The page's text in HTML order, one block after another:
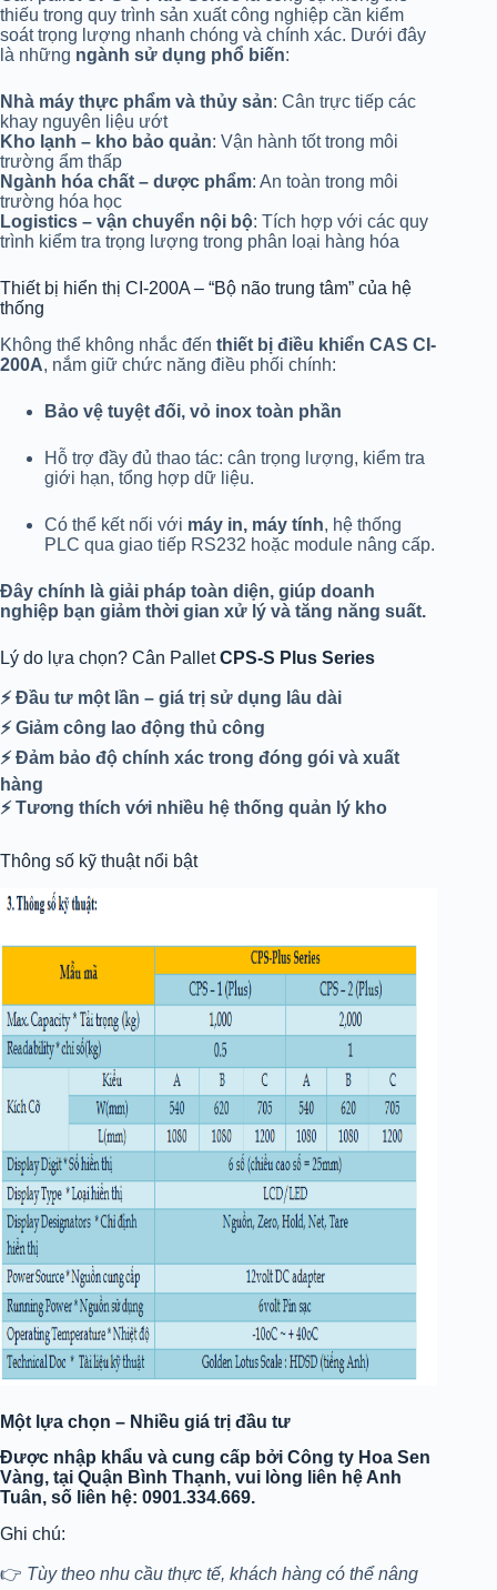
thiếu trong quy trình sản xuất công nghiệp cần kiểm
soát trọng lượng nhanh chóng và chính xác. Dưới đây
là những ngành sử dụng phổ biến:
Nhà máy thực phẩm và thủy sản: Cân trực tiếp các
khay nguyên liệu ướt
Kho lạnh – kho bảo quản: Vận hành tốt trong môi
trường ẩm thấp
Ngành hóa chất – dược phẩm: An toàn trong môi
trường hóa học
Logistics – vận chuyển nội bộ: Tích hợp với các quy
trình kiểm tra trọng lượng trong phân loại hàng hóa
Thiết bị hiển thị CI-200A – “Bộ não trung tâm” của hệ
thống
Không thể không nhắc đến thiết bị điều khiển CAS CI-
200A, nắm giữ chức năng điều phối chính:
Bảo vệ tuyệt đối, vỏ inox toàn phần
Hỗ trợ đầy đủ thao tác: cân trọng lượng, kiểm tra
giới hạn, tổng hợp dữ liệu.
Có thể kết nối với máy in, máy tính, hệ thống
PLC qua giao tiếp RS232 hoặc module nâng cấp.
Đây chính là giải pháp toàn diện, giúp doanh
nghiệp bạn giảm thời gian xử lý và tăng năng suất.
Lý do lựa chọn? Cân PalletCPS-S Plus Series
⚡ Đầu tư một lần – giá trị sử dụng lâu dài
⚡ Giảm công lao động thủ công
⚡ Đảm bảo độ chính xác trong đóng gói và xuất
hàng
⚡ Tương thích với nhiều hệ thống quản lý kho
Thông số kỹ thuật nổi bật
Một lựa chọn – Nhiều giá trị đầu tư
Được nhập khẩu và cung cấp bởi Công ty Hoa Sen
Vàng, tại Quận Bình Thạnh, vui lòng liên hệ Anh
Tuân, số liên hệ: 0901.334.669.
Ghi chú:
👉 Tùy theo nhu cầu thực tế, khách hàng có thể nâng